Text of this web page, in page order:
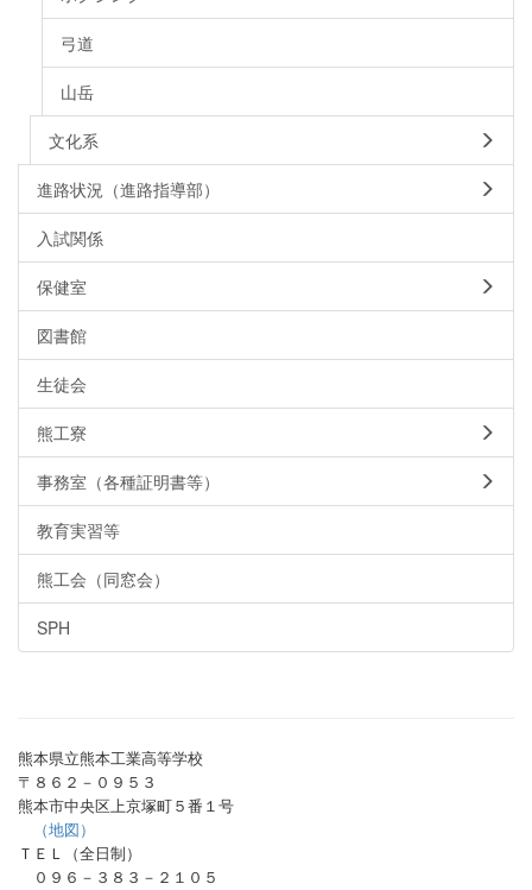
弓道
山岳
文化系
進路状況（進路指導部）
入試関係
保健室
図書館
生徒会
熊工寮
事務室（各種証明書等）
教育実習等
熊工会（同窓会）
SPH
熊本県立熊本工業高等学校
〒８６２－０９５３
熊本市中央区上京塚町５番１号
（地図）
ＴＥＬ（全日制）
０９６－３８３－２１０５